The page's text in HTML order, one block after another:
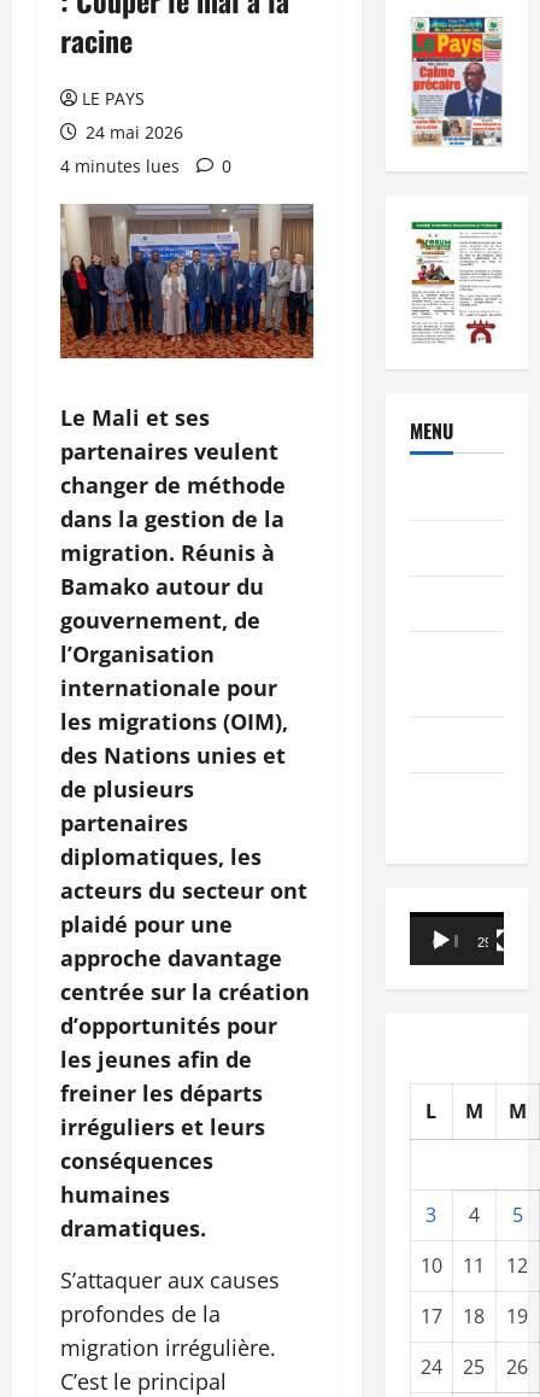
racine
LE PAYS
24 mai 2026
4 minutes lues
0
Le Mali et ses
partenaires veulent
changer de méthode
dans la gestion de la
migration. Réunis à
Bamako autour du
gouvernement, de
l’Organisation
internationale pour
les migrations (OIM),
des Nations unies et
de plusieurs
partenaires
diplomatiques, les
acteurs du secteur ont
plaidé pour une
approche davantage
centrée sur la création
d’opportunités pour
les jeunes afin de
freiner les départs
irréguliers et leurs
conséquences
humaines
dramatiques.
S’attaquer aux causes
profondes de la
migration irrégulière.
C’est le principal
MENU
Lecteur
vidéo
00:00 29:21
L M M
3 4
5
10
11
12
17
18
19
24
25
26